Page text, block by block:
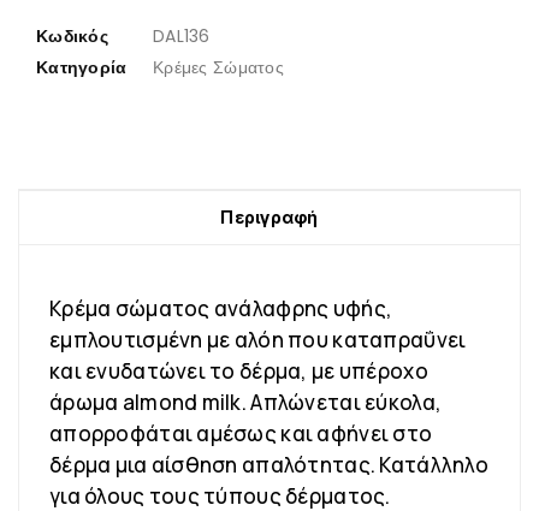
Κωδικός
DAL136
Κατηγορία
Κρέμες Σώματος
Περιγραφή
Κρέμα σώματος ανάλαφρης υφής,
εμπλουτισμένη με αλόη που καταπραΰνει
και ενυδατώνει το δέρμα, με υπέροχο
άρωμα almond milk. Απλώνεται εύκολα,
απορροφάται αμέσως και αφήνει στο
δέρμα μια αίσθηση απαλότητας. Κατάλληλο
για όλους τους τύπους δέρματος.